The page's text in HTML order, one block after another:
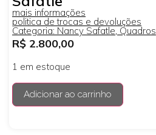
mais informações
politica de trocas e devoluções
Categoria: Nancy Safatle, Quadros
R$ 2.800,00
1 em estoque
Adicionar ao carrinho